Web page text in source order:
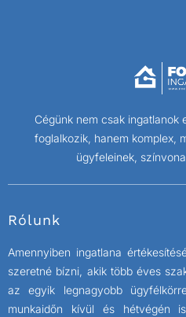
Cégünk nem csak ingatlanok
foglalkozik, hanem komplex,
ügyfeleinek,
Rólunk
Amennyiben ingatlana
szeretné bízni, akik több éves
az egyik legnagyobb
munkaidőn kívül és hétvégén